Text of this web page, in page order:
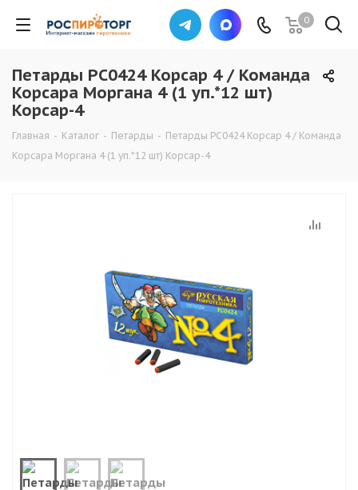
0
Петарды РС0424 Корсар 4 / Команда
Корсара Моргана 4 (1 уп.*12 шт)
Корсар-4
Главная - Каталог - Петарды - Петарды РС0424 Корсар 4 / Команда
Корсара Моргана 4 (1 уп.*12 шт) Корсар-4